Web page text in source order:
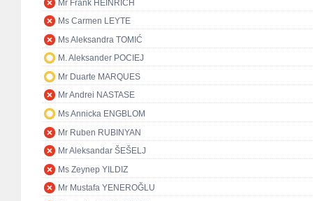
Mr Frank HEINRICH
Ms Carmen LEYTE
Ms Aleksandra TOMIĆ
M. Aleksander POCIEJ
Mr Duarte MARQUES
Mr Andrei NASTASE
Ms Annicka ENGBLOM
Mr Ruben RUBINYAN
Mr Aleksandar ŠEŠELJ
Ms Zeynep YILDIZ
Mr Mustafa YENEROĞLU